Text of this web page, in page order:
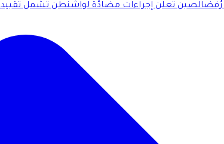
رُفضالصين تعلن إجراءات مضادّة لواشنطن تشمل تقييد